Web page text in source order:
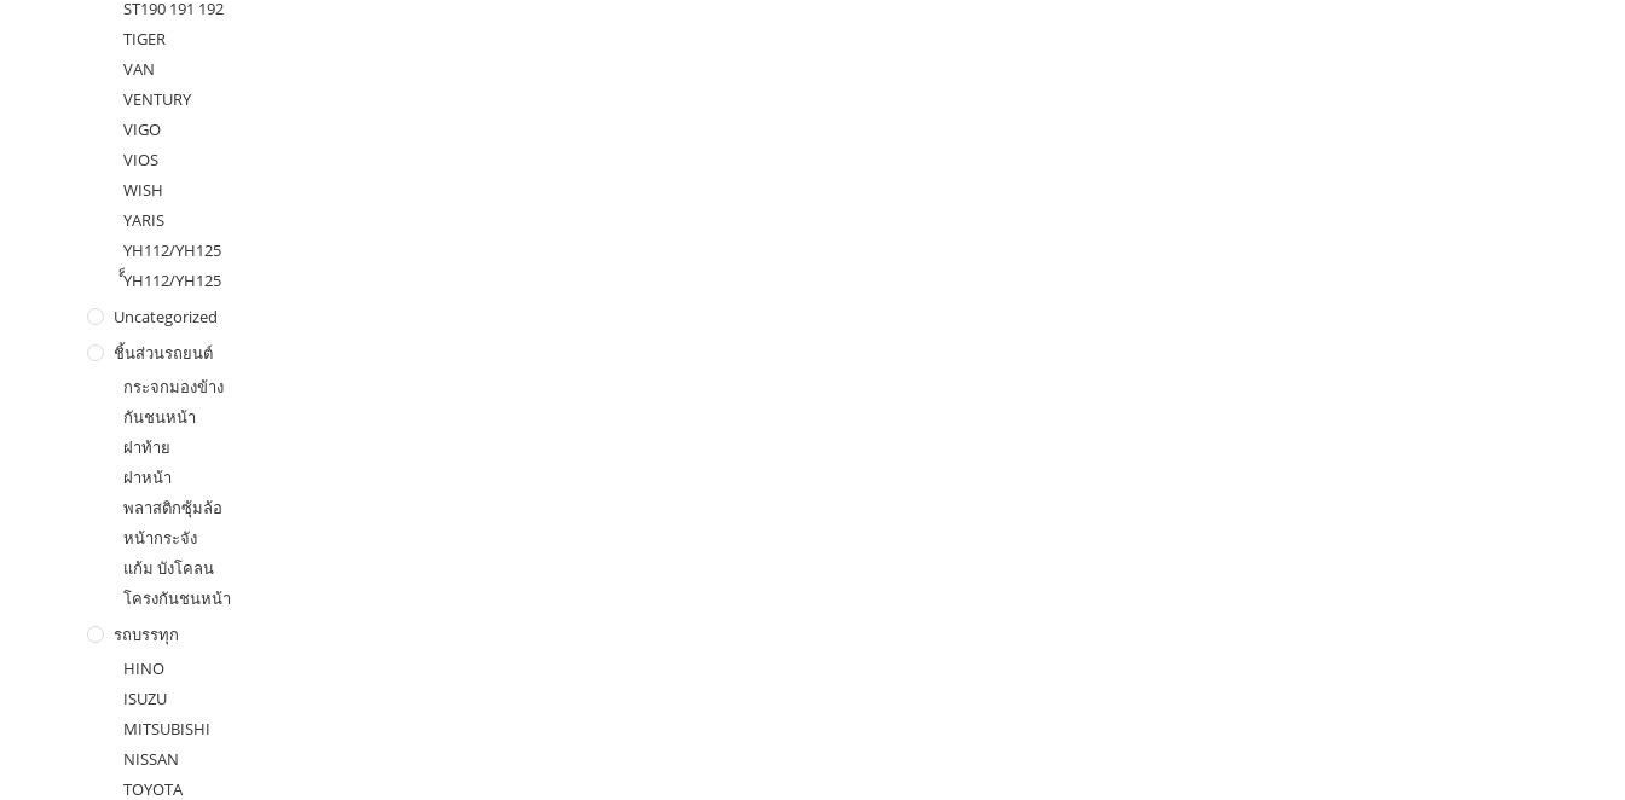
ST190 191 192
TIGER
VAN
VENTURY
VIGO
VIOS
WISH
YARIS
YH112/YH125
ํ็YH112/YH125
Uncategorized
ชิ้นส่วนรถยนต์
กระจกมองข้าง
กันชนหน้า
ฝาท้าย
ฝาหน้า
พลาสติกซุ้มล้อ
หน้ากระจัง
แก้ม บังโคลน
โครงกันชนหน้า
รถบรรทุก
HINO
ISUZU
MITSUBISHI
NISSAN
TOYOTA